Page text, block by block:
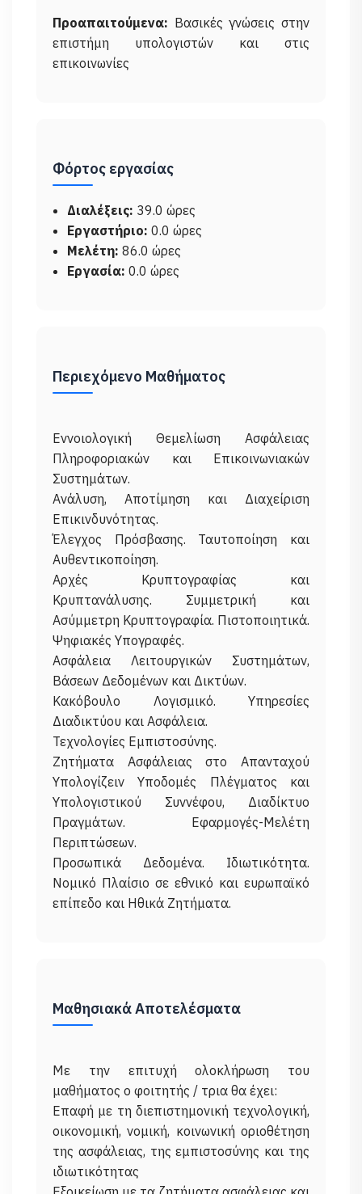
Προαπαιτούμενα: Βασικές γνώσεις στην
επιστήμη υπολογιστών και στις
επικοινωνίες
Φόρτος εργασίας
Διαλέξεις: 39.0 ώρες
Εργαστήριο: 0.0 ώρες
Μελέτη: 86.0 ώρες
Εργασία: 0.0 ώρες
Περιεχόμενο Μαθήματος
Εννοιολογική Θεμελίωση Ασφάλειας
Πληροφοριακών και Επικοινωνιακών
Συστημάτων.
Ανάλυση, Αποτίμηση και Διαχείριση
Επικινδυνότητας.
Έλεγχος Πρόσβασης. Ταυτοποίηση και
Αυθεντικοποίηση.
Αρχές Κρυπτογραφίας και
Κρυπτανάλυσης. Συμμετρική και
Ασύμμετρη Κρυπτογραφία. Πιστοποιητικά.
Ψηφιακές Υπογραφές.
Ασφάλεια Λειτουργικών Συστημάτων,
Βάσεων Δεδομένων και Δικτύων.
Κακόβουλο Λογισμικό. Υπηρεσίες
Διαδικτύου και Ασφάλεια.
Τεχνολογίες Εμπιστοσύνης.
Ζητήματα Ασφάλειας στο Απανταχού
Υπολογίζειν Υποδομές Πλέγματος και
Υπολογιστικού Συννέφου, Διαδίκτυο
Πραγμάτων. Εφαρμογές-Μελέτη
Περιπτώσεων.
Προσωπικά Δεδομένα. Ιδιωτικότητα.
Νομικό Πλαίσιο σε εθνικό και ευρωπαϊκό
Μαθησιακά Αποτελέσματα
Με την επιτυχή ολοκλήρωση του
μαθήματος ο φοιτητής / τρια θα έχει:
Επαφή με τη διεπιστημονική τεχνολογική,
οικονομική, νομική, κοινωνική οριοθέτηση
της ασφάλειας, της εμπιστοσύνης και της
ιδιωτικότητας